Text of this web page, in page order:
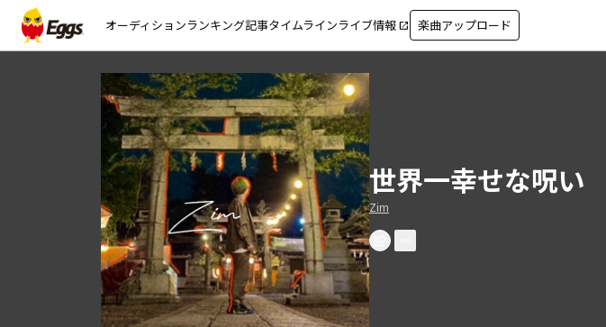
オーディションランキング記事タイムラインライブ情報 open_in_new 楽曲アップロード
世界一幸せな呪い
Zim